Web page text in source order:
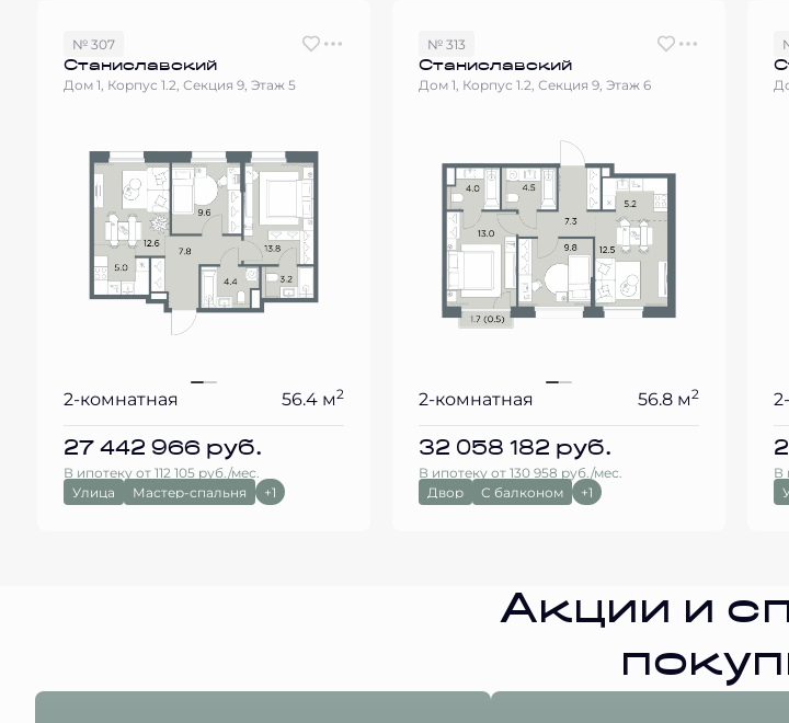
№ 307
Станиславский
Дом 1, Корпус 1.2, Секция 9, Этаж 5
2-комнатная 56.4 м2
27 442 966 руб.
В ипотеку от 112 105 руб./мес.
Улица
Мастер-спальня +1
№ 313
Станиславский
Дом 1, Корпус 1.2, Секция 9, Этаж 6
2-комнатная 56.8 м2
32 058 182 руб.
В ипотеку от 130 958 руб./мес.
Двор
С балконом +1
В
Акции и